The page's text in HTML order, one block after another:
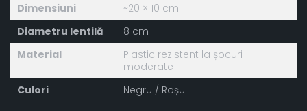
Dimensiuni
~20 × 10 cm
Diametru lentilă
8 cm
Material
Plastic rezistent la șocuri
moderate
Culori
Negru / Roșu